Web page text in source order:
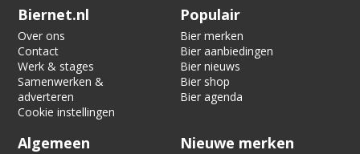
Verification code:
Biernet.nl
Over ons
Contact
Werk & stages
Samenwerken &
adverteren
Cookie instellingen
Populair
Bier merken
Bier aanbiedingen
Bier nieuws
Bier shop
Bier agenda
Algemeen Nieuwe merken